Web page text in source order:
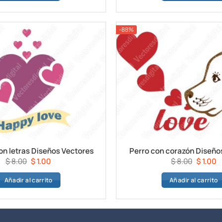
$ 8.00.$ 1.00.
$ 8.00.
$
letras Diseños Vectores
$8.00 El
precio
original
$ 8.00.
$1.00
precio
actual
$ 1.00.
Añadir al carrito
-88%
Perro con corazón
$8.00 El
precio
original
$ 8.00.
$1.00El
$
Añadir al carrito